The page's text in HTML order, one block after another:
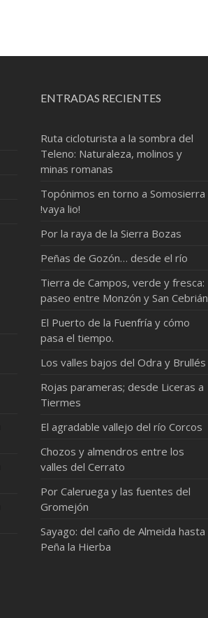
ENTRADAS RECIENTES
Ruta cicloturista a la sombra del
Teleno: Naturaleza, molinos y
minas romanas
Topónimos en torno a Somosierra
!vaya lio!
Por la raya de la Sierra Bozas
Peñas de Gozón… desde el río
Tierra de Campos, verde y fresca:
paseo entre Monzón y San Cebrián
El Puerto de la Fuenfría y cómo
pasa el tiempo.
Los valles bajos del Odra y Brullés
Rojas parameras; desde Liceras a
Tiermes
El agradable vallejo del río Corcos
Chozos y almendros entre los
valles del Cerrato
Por Caleruega y las fuentes del
Gromejón
Sayago: del caño de Almeida hasta
Peña la Hierba